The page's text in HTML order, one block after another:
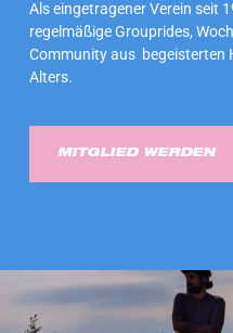
Als eingetragener Verein seit
regelmäßige Grouprides,
Community aus begeisterten
Alters.
MITGLIED WERDEN